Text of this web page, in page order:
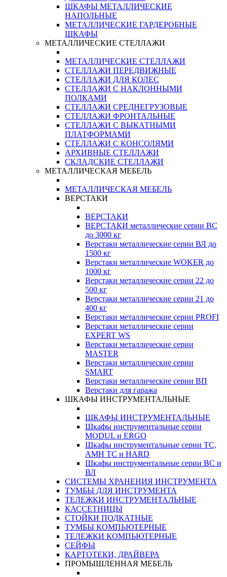
ШКАФЫ МЕТАЛЛИЧЕСКИЕ
НАПОЛЬНЫЕ
МЕТАЛЛИЧЕСКИЕ ГАРДЕРОБНЫЕ
ШКАФЫ
МЕТАЛЛИЧЕСКИЕ СТЕЛЛАЖИ
МЕТАЛЛИЧЕСКИЕ СТЕЛЛАЖИ
СТЕЛЛАЖИ ПЕРЕДВИЖНЫЕ
СТЕЛЛАЖИ ДЛЯ КОЛЕС
СТЕЛЛАЖИ С НАКЛОННЫМИ
ПОЛКАМИ
СТЕЛЛАЖИ СРЕДНЕГРУЗОВЫЕ
СТЕЛЛАЖИ ФРОНТАЛЬНЫЕ
СТЕЛЛАЖИ С ВЫКАТНЫМИ
ПЛАТФОРМАМИ
СТЕЛЛАЖИ С КОНСОЛЯМИ
АРХИВНЫЕ СТЕЛЛАЖИ
СКЛАДСКИЕ СТЕЛЛАЖИ
МЕТАЛЛИЧЕСКАЯ МЕБЕЛЬ
МЕТАЛЛИЧЕСКАЯ МЕБЕЛЬ
ВЕРСТАКИ
ВЕРСТАКИ
ВЕРСТАКИ металлические серии ВС
до 3000 кг
Верстаки металлические серии ВЛ до
1500 кг
Верстаки металлические WOKER до
1000 кг
Верстаки металлические серии 22 до
500 кг
Верстаки металлические серии 21 до
400 кг
Верстаки металлические серии PROFI
Верстаки металлические серии
EXPERT WS
Верстаки металлические серии
MASTER
Верстаки металлические серии
SMART
Верстаки металлические серии ВП
Верстаки для гаража
ШКАФЫ ИНСТРУМЕНТАЛЬНЫЕ
ШКАФЫ ИНСТРУМЕНТАЛЬНЫЕ
Шкафы инструментальные серии
MODUL и ERGO
Шкафы инструментальные серии ТС,
АМН ТС и HARD
Шкафы инструментальные серии ВС и
ВЛ
СИСТЕМЫ ХРАНЕНИЯ ИНСТРУМЕНТА
ТУМБЫ ДЛЯ ИНСТРУМЕНТА
ТЕЛЕЖКИ ИНСТРУМЕНТАЛЬНЫЕ
КАССЕТНИЦЫ
СТОЙКИ ПОДКАТНЫЕ
ТУМБЫ КОМПЬЮТЕРНЫЕ
ТЕЛЕЖКИ КОМПЬЮТЕРНЫЕ
СЕЙФЫ
КАРТОТЕКИ, ДРАЙВЕРА
ПРОМЫШЛЕННАЯ МЕБЕЛЬ